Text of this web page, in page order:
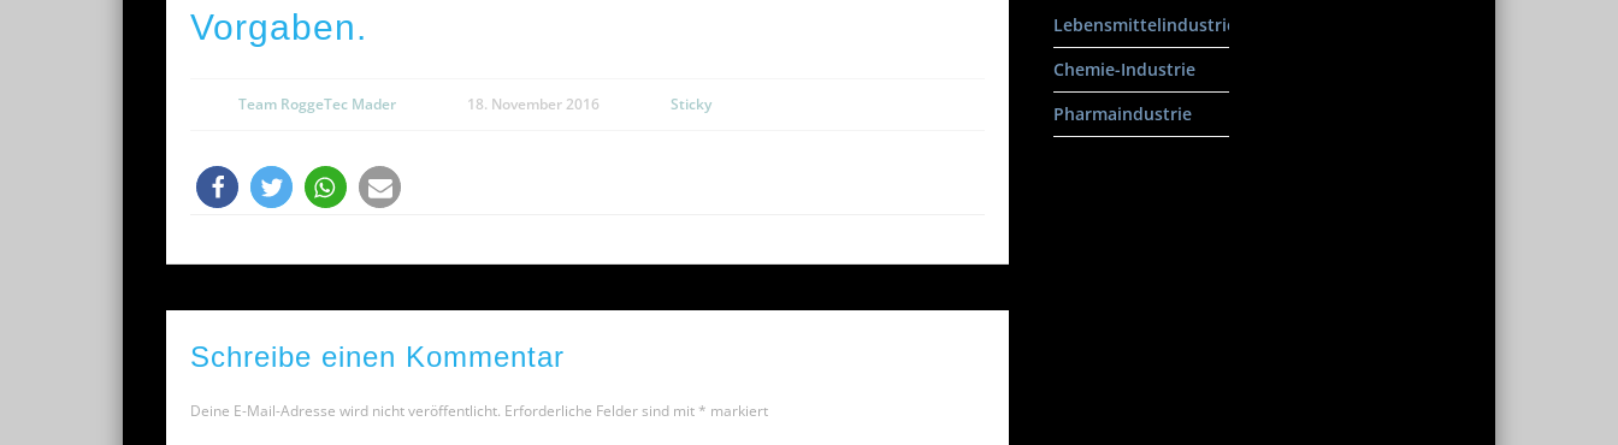
Vorgaben.
Team RoggeTec Mader 18. November 2016 Sticky
Schreibe einen Kommentar
Deine E-Mail-Adresse wird nicht veröffentlicht. Erforderliche Felder sind mit * markiert
Lebensmittelindustrie
Chemie-Industrie
Pharmaindustrie